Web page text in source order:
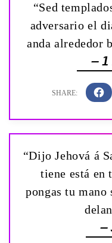
“Sed
adversario el
anda alrededor
—
“Dijo Jehová á
tiene está en
pongas tu mano
—